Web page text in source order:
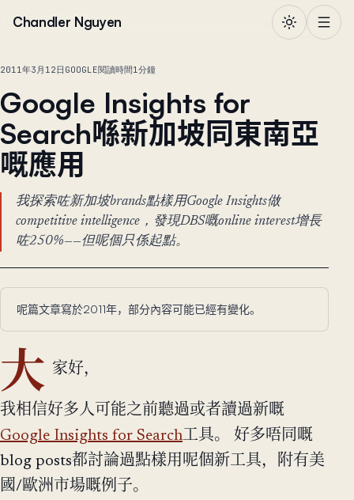
Chandler Nguyen
2011年3月12日 GOOGLE閱讀時間1分鐘
Google Insights for
Search喺新加坡同東南亞
嘅應用
我探索咗新加坡brands點樣用Google Insights做
competitive intelligence，發現DBS嘅online interest增長
咗250%——但呢個只係起點。
呢篇文章寫於2011年，部分內容可能已經有變化。
大 家好，
我相信好多人可能之前聽過或者讀過新嘅
Google Insights for Search工具。 好多唔同嘅
blog posts都討論過點樣用呢個新工具，附有美
國/歐洲市場嘅例子。